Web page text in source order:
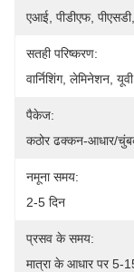
एआई, पीडीएफ,
सतही परिष्करण:
वार्निशिंग, लेमिनेशन,
पैकेज:
कठोर ढक्कन-आधार/
नमूना समय:
2-5 दिन
प्रसव के समय:
मात्रा के आधार पर 5-